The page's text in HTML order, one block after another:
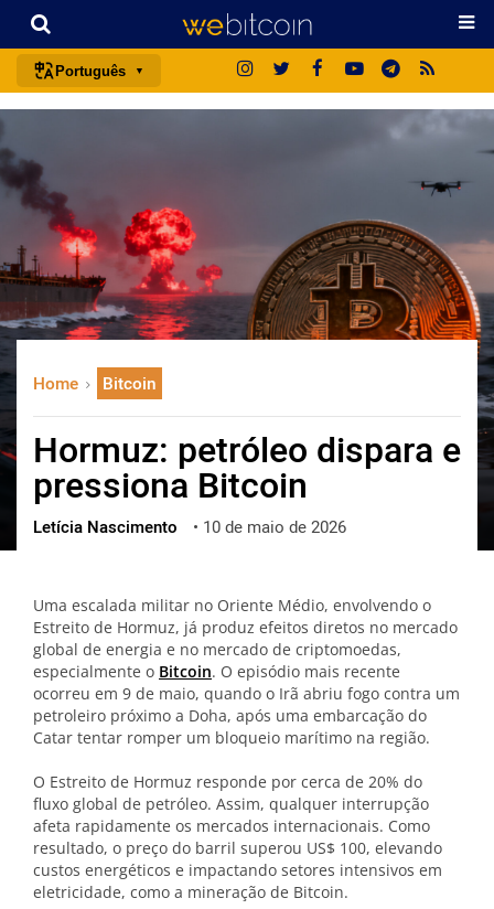
Português
français
italiano
deutsch
日本語
русский
العربية
ไทย
ქართული
Home Bitcoin
Hormuz: petróleo dispara e
pressiona Bitcoin
Letícia Nascimento • 10 de maio de 2026
Uma escalada militar no Oriente Médio, envolvendo o
Estreito de Hormuz, já produz efeitos diretos no mercado
global de energia e no mercado de criptomoedas,
especialmente o Bitcoin. O episódio mais recente
ocorreu em 9 de maio, quando o Irã abriu fogo contra um
petroleiro próximo a Doha, após uma embarcação do
Catar tentar romper um bloqueio marítimo na região.
O Estreito de Hormuz responde por cerca de 20% do
fluxo global de petróleo. Assim, qualquer interrupção
afeta rapidamente os mercados internacionais. Como
resultado, o preço do barril superou US$ 100, elevando
custos energéticos e impactando setores intensivos em
eletricidade, como a mineração de Bitcoin.